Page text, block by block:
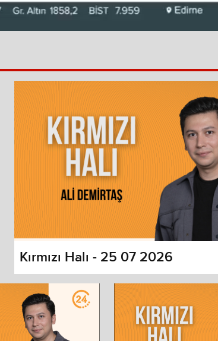
Kırmızı Halı - 25 07 2026